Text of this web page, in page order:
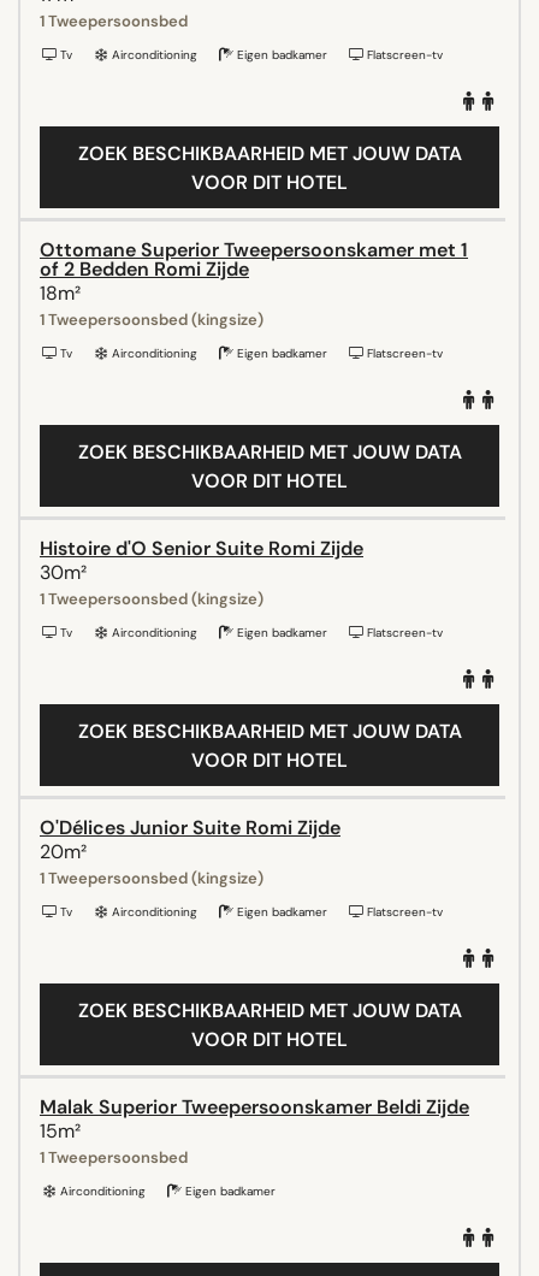
1 Tweepersoonsbed
Tv Airconditioning Eigen badkamer Flatscreen-tv
ZOEK BESCHIKBAARHEID MET JOUW DATA
VOOR DIT HOTEL
Ottomane Superior Tweepersoonskamer met 1
of 2 Bedden Romi Zijde
18m²
1 Tweepersoonsbed (kingsize)
Tv Airconditioning Eigen badkamer Flatscreen-tv
ZOEK BESCHIKBAARHEID MET JOUW DATA
VOOR DIT HOTEL
Histoire d'O Senior Suite Romi Zijde
30m²
1 Tweepersoonsbed (kingsize)
Tv Airconditioning Eigen badkamer Flatscreen-tv
ZOEK BESCHIKBAARHEID MET JOUW DATA
VOOR DIT HOTEL
O'Délices Junior Suite Romi Zijde
20m²
1 Tweepersoonsbed (kingsize)
Tv Airconditioning Eigen badkamer Flatscreen-tv
ZOEK BESCHIKBAARHEID MET JOUW DATA
VOOR DIT HOTEL
Malak Superior Tweepersoonskamer Beldi Zijde
15m²
1 Tweepersoonsbed
Airconditioning Eigen badkamer